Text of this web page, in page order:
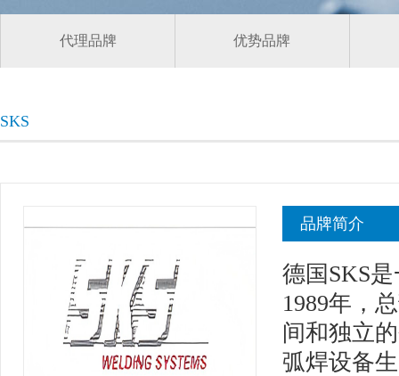
代理品牌 优势品牌
SKS
品牌简介
德国SKS
1989年，
间和独立
弧焊设备